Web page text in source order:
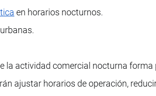
en horarios nocturnos.
la actividad comercial nocturna
ajustar horarios de operación,